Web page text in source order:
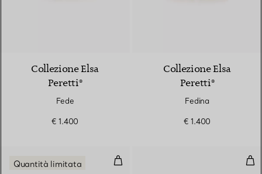
Collezione Elsa
Peretti®
Fede
€ 1.400
Collezione Elsa
Peretti®
Fedina
€ 1.400
Anello in oro giallo
Quantità limitata